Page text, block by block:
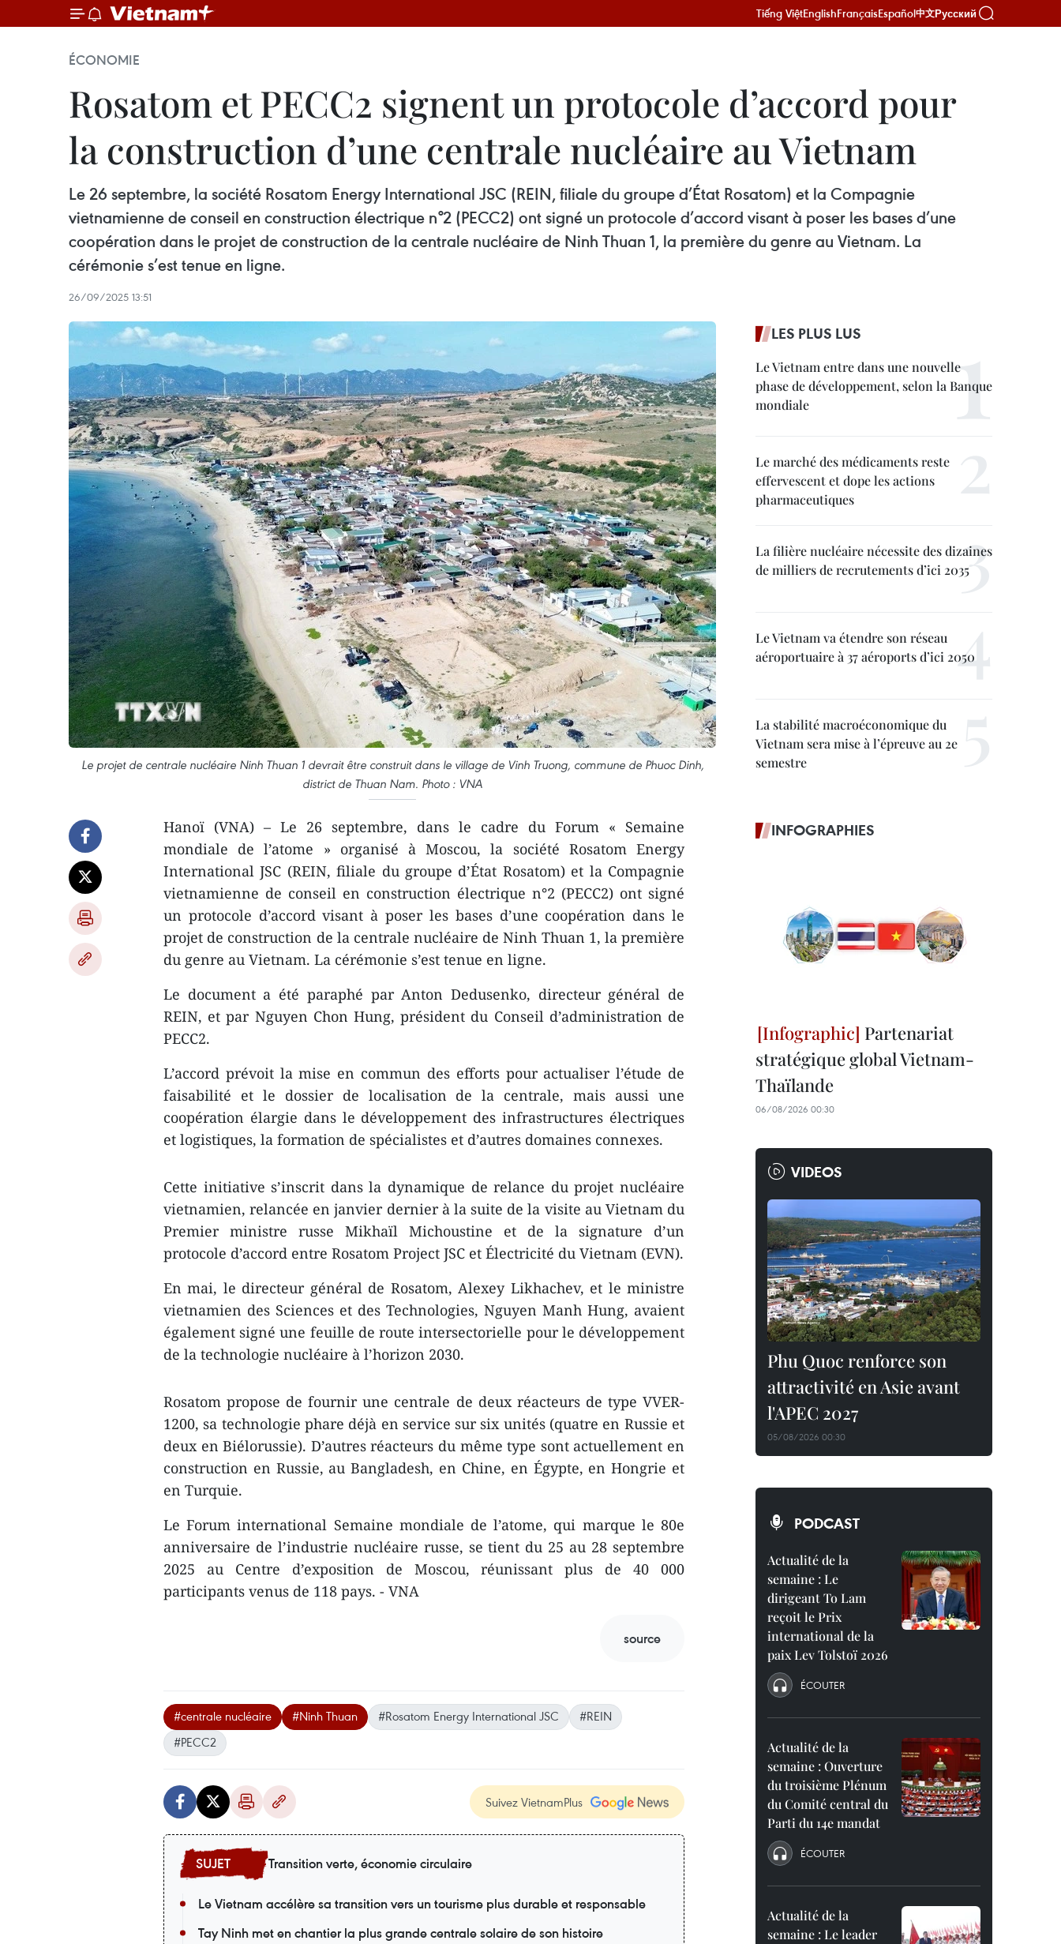
Tiếng ViệtEnglishFrançaisEspañol中文Русский
ÉCONOMIE
Rosatom et PECC2 signent un protocole d’accord pour
la construction d’une centrale nucléaire au Vietnam
Le 26 septembre, la société Rosatom Energy International JSC (REIN, filiale du groupe d’État Rosatom) et la Compagnie
vietnamienne de conseil en construction électrique n°2 (PECC2) ont signé un protocole d’accord visant à poser les bases d’une
coopération dans le projet de construction de la centrale nucléaire de Ninh Thuan 1, la première du genre au Vietnam. La
cérémonie s’est tenue en ligne.
26/09/2025 13:51
Le projet de centrale nucléaire Ninh Thuan 1 devrait être construit dans le village de Vinh Truong, commune de Phuoc Dinh,
district de Thuan Nam. Photo : VNA
Hanoï (VNA) – Le 26 septembre, dans le cadre du Forum « Semaine
mondiale de l’atome » organisé à Moscou, la société Rosatom Energy
International JSC (REIN, filiale du groupe d’État Rosatom) et la Compagnie
vietnamienne de conseil en construction électrique n°2 (PECC2) ont signé
un protocole d’accord visant à poser les bases d’une coopération dans le
projet de construction de la centrale nucléaire de Ninh Thuan 1, la première
du genre au Vietnam. La cérémonie s’est tenue en ligne.
Le document a été paraphé par Anton Dedusenko, directeur général de
REIN, et par Nguyen Chon Hung, président du Conseil d’administration de
PECC2.
L’accord prévoit la mise en commun des efforts pour actualiser l’étude de
faisabilité et le dossier de localisation de la centrale, mais aussi une
coopération élargie dans le développement des infrastructures électriques
et logistiques, la formation de spécialistes et d’autres domaines connexes.
Cette initiative s’inscrit dans la dynamique de relance du projet nucléaire
vietnamien, relancée en janvier dernier à la suite de la visite au Vietnam du
Premier ministre russe Mikhaïl Michoustine et de la signature d’un
protocole d’accord entre Rosatom Project JSC et Électricité du Vietnam (EVN).
En mai, le directeur général de Rosatom, Alexey Likhachev, et le ministre
vietnamien des Sciences et des Technologies, Nguyen Manh Hung, avaient
également signé une feuille de route intersectorielle pour le développement
de la technologie nucléaire à l’horizon 2030.
Rosatom propose de fournir une centrale de deux réacteurs de type VVER-
1200, sa technologie phare déjà en service sur six unités (quatre en Russie et
deux en Biélorussie). D’autres réacteurs du même type sont actuellement en
construction en Russie, au Bangladesh, en Chine, en Égypte, en Hongrie et
en Turquie.
Le Forum international Semaine mondiale de l’atome, qui marque le 80e
anniversaire de l’industrie nucléaire russe, se tient du 25 au 28 septembre
2025 au Centre d’exposition de Moscou, réunissant plus de 40 000
participants venus de 118 pays. - VNA
source
#centrale nucléaire #Ninh Thuan #Rosatom Energy International JSC
#REIN
#PECC2
Suivez VietnamPlus
Transition verte, économie circulaire
Le Vietnam accélère sa transition vers un tourisme plus durable et responsable
Tay Ninh met en chantier la plus grande centrale solaire de son histoire
LES PLUS LUS
Le Vietnam entre dans une nouvelle
phase de développement, selon la Banque
mondiale
Le marché des médicaments reste
effervescent et dope les actions
pharmaceutiques
La filière nucléaire nécessite des dizaines
de milliers de recrutements d’ici 2035
Le Vietnam va étendre son réseau
aéroportuaire à 37 aéroports d’ici 2050
La stabilité macroéconomique du
Vietnam sera mise à l’épreuve au 2e
semestre
INFOGRAPHIES
Partenariat
stratégique global Vietnam-
Thaïlande
06/08/2026 00:30
VIDEOS
Phu Quoc renforce son
attractivité en Asie avant
l'APEC 2027
05/08/2026 00:30
PODCAST
Actualité de la
semaine : Le
dirigeant To Lam
reçoit le Prix
international de la
paix Lev Tolstoï 2026
ÉCOUTER
Actualité de la
semaine : Ouverture
du troisième Plénum
du Comité central du
Parti du 14e mandat
ÉCOUTER
Actualité de la
semaine : Le leader